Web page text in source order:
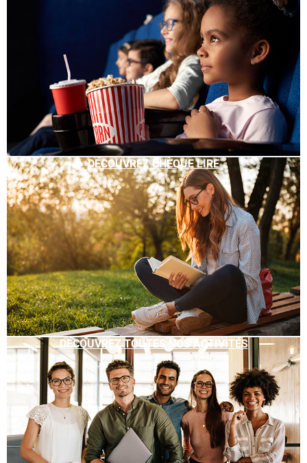
DÉCOUVREZ CHÈQUE LIRE
DÉCOUVREZ TOUTES NOS ACTIVITÉS